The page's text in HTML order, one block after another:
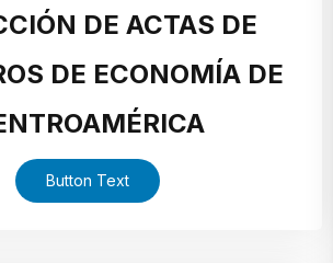
DE ACTAS DE
DE ECONOMÍA DE
Button Text